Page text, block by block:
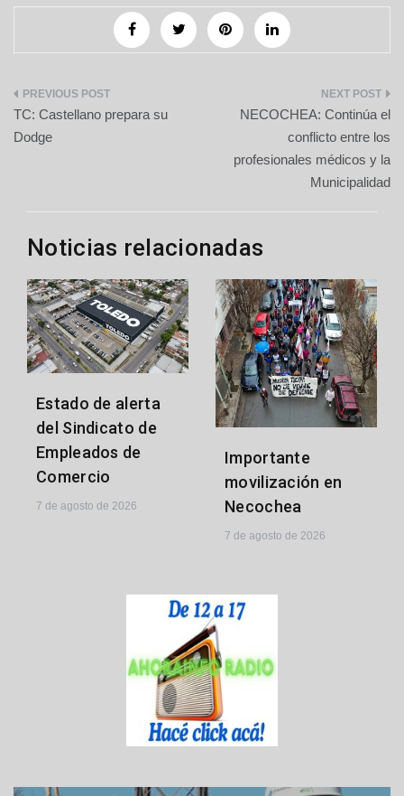
Navegación
de
TC: Castellano prepara su
Dodge
NECOCHEA: Continúa el
conflicto entre los
profesionales médicos y la
Municipalidad
Noticias relacionadas
Estado de alerta
del Sindicato de
Empleados de
Comercio
7 de agosto de 2026
Importante
movilización en
Necochea
7 de agosto de 2026